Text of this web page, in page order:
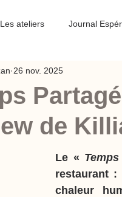
Les ateliers Journal
Service civique
Marché de
de
26 nov. 2025
Le «
restaurant
chaleur